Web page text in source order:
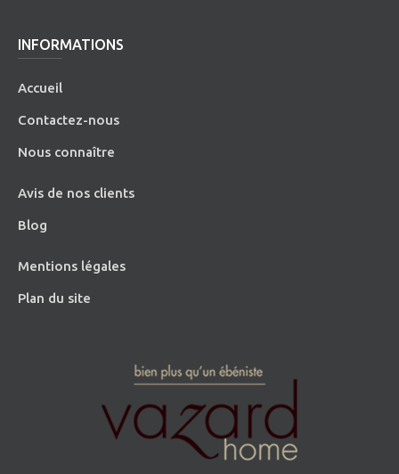
INFORMATIONS
Accueil
Contactez-nous
Nous connaître
Avis de nos clients
Blog
Mentions légales
Plan du site